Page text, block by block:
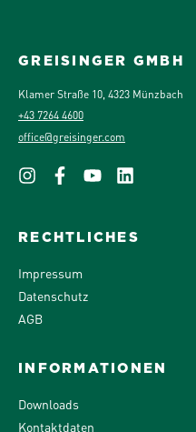
GREISINGER GMBH
Klamer Straße 10, 4323 Münzbach
+43 7264 4600
office@greisinger.com
RECHTLICHES
Impressum
Datenschutz
AGB
INFORMATIONEN
Downloads
Kontaktdaten